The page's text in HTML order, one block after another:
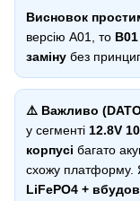
Висновок
версію A01, то
заміну без
⚠️ Важливо
у сегменті 12.8V
корпусі багато
схожу платформу.
LiFePO4 +